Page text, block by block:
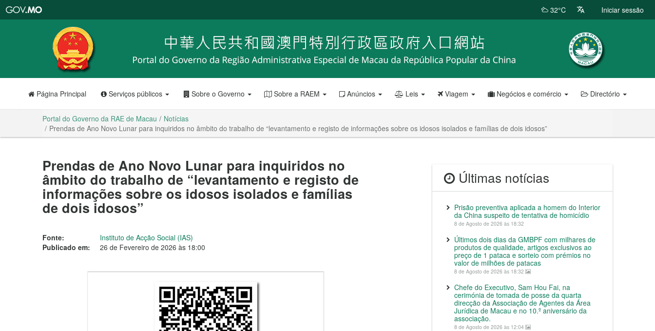
RAE
de
Macau
32°C Iniciar sessão
Página Principal Serviços públicos Sobre o Governo Sobre a RAEM Anúncios Leis Viagem Negócios e comércio Directório
Portal do Governo da RAE de Macau
Notícias
Prendas de Ano Novo Lunar para inquiridos no âmbito do trabalho de “levantamento e registo de informações sobre os idosos isolados e famílias de dois idosos”
Prendas de Ano Novo Lunar para inquiridos no
âmbito do trabalho de “levantamento e registo de
informações sobre os idosos isolados e famílias
de dois idosos”
Fonte:
Instituto de Acção Social (IAS)
Publicado em:
26 de Fevereiro de 2026 às 18:00
Últimas notícias
Prisão preventiva aplicada a homem do Interior
da China suspeito de tentativa de homicídio
8 de Agosto de 2026 às 18:32
Últimos dois dias da GMBPF com milhares de
produtos de qualidade, artigos exclusivos ao
preço de 1 pataca e sorteio com prémios no
valor de milhões de patacas
8 de Agosto de 2026 às 18:32
Chefe do Executivo, Sam Hou Fai, na
cerimónia de tomada de posse da quarta
direcção da Associação de Agentes da Área
Jurídica de Macau e no 10.º aniversário da
associação.
8 de Agosto de 2026 às 12:04